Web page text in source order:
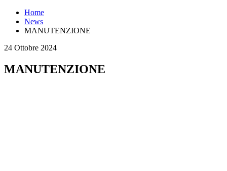
Home
News
MANUTENZIONE
24 Ottobre 2024
MANUTENZIONE